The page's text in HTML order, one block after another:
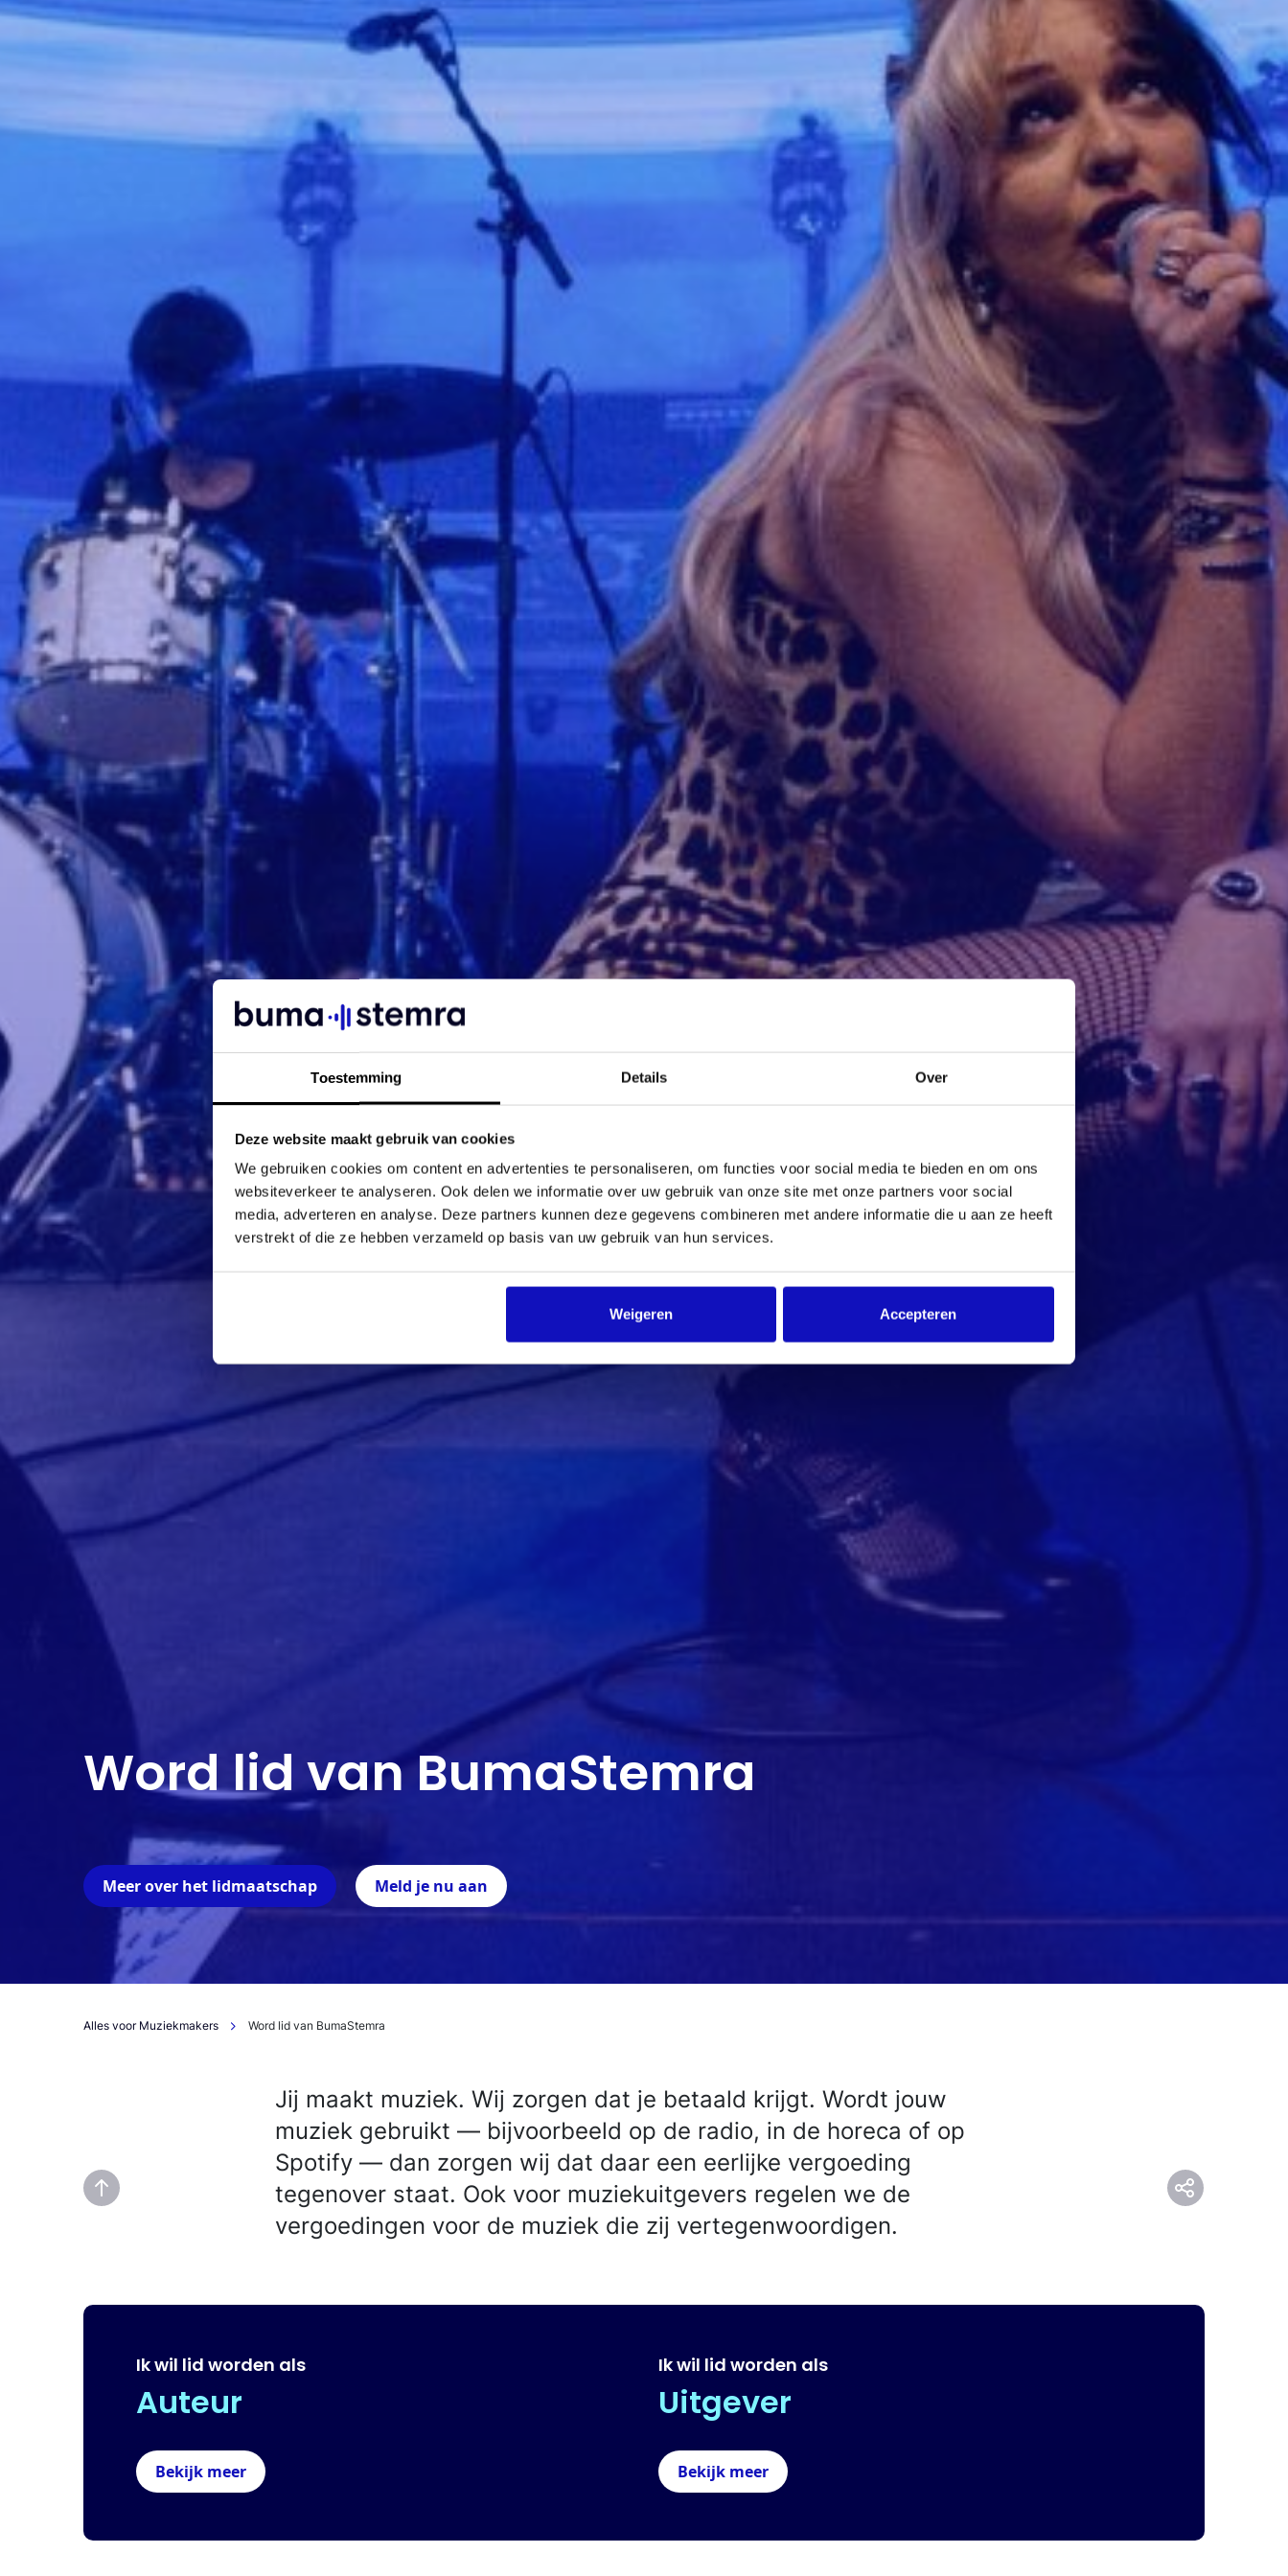
Toestemming Details Over
Deze website maakt gebruik van cookies
We gebruiken cookies om content en advertenties te personaliseren, om functies voor social media te bieden en om ons
websiteverkeer te analyseren. Ook delen we informatie over uw gebruik van onze site met onze partners voor social
media, adverteren en analyse. Deze partners kunnen deze gegevens combineren met andere informatie die u aan ze heeft
verstrekt of die ze hebben verzameld op basis van uw gebruik van hun services.
Weigeren Accepteren
Word lid van BumaStemra
Meer over het lidmaatschap Meld je nu aan
Alles voor Muziekmakers Word lid van BumaStemra
Jij maakt muziek. Wij zorgen dat je betaald krijgt. Wordt jouw
muziek gebruikt — bijvoorbeeld op de radio, in de horeca of op
Spotify — dan zorgen wij dat daar een eerlijke vergoeding
tegenover staat. Ook voor muziekuitgevers regelen we de
vergoedingen voor de muziek die zij vertegenwoordigen.
Auteur
Ik wil lid worden als
Bekijk meer
Uitgever
Ik wil lid worden als
Bekijk meer